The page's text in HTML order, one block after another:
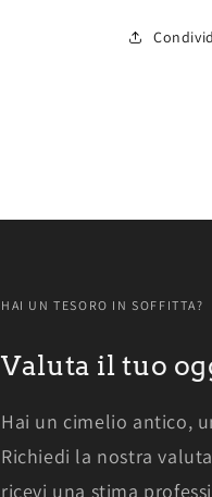
HAI UN TESORO IN SOFFITTA?
Valuta il tuo
Hai un cimelio antico,
Richiedi la nostra
ricevi una stima